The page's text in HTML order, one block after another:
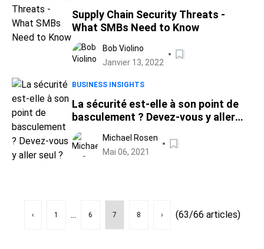
Supply Chain Security Threats -
What SMBs Need to Know
Bob Violino
Janvier 13, 2022
BUSINESS INSIGHTS
La sécurité est-elle à son point de
basculement ? Devez-vous y aller
seul ?
Michael Rosen
Mai 06, 2021
‹ 1 ... 6 7 8 › (63/66 articles)